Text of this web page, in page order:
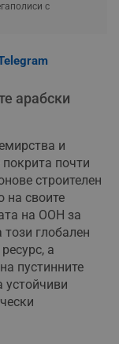
с
арабски
и
почти
строителен
на своите
на ООН за
глобален
а
пустинните
устойчиви